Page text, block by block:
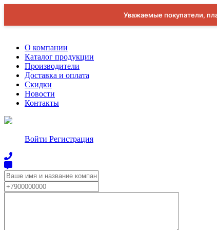
Уважаемые покупатели,
О компании
Каталог продукции
Производители
Доставка и оплата
Скидки
Новости
Контакты
Войти Регистрация